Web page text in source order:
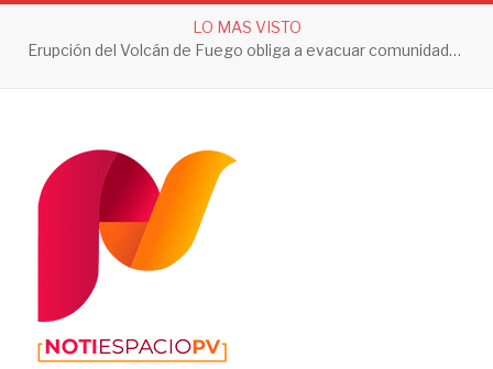
LO MAS VISTO
Erupción del Volcán de Fuego obliga a evacuar comunidades y mantiene en alerta a Guatemala